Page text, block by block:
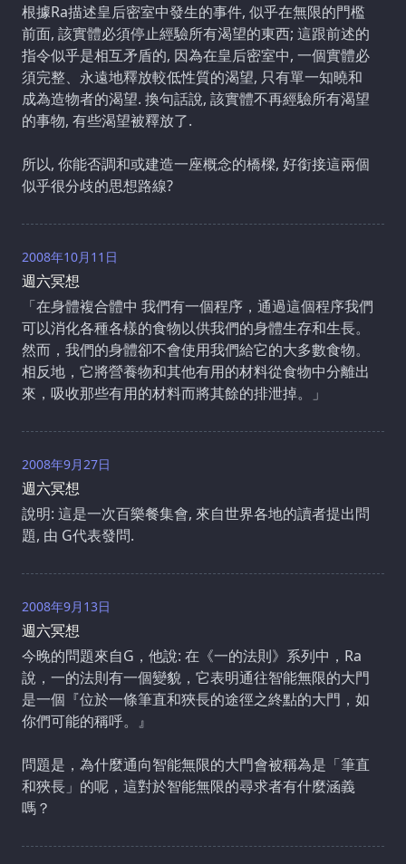
根據Ra描述皇后密室中發生的事件, 似乎在無限的門檻
前面, 該實體必須停止經驗所有渴望的東西; 這跟前述的
指令似乎是相互矛盾的, 因為在皇后密室中, 一個實體必
須完整、永遠地釋放較低性質的渴望, 只有單一知曉和
成為造物者的渴望. 換句話說, 該實體不再經驗所有渴望
的事物, 有些渴望被釋放了.
所以, 你能否調和或建造一座概念的橋樑, 好銜接這兩個
似乎很分歧的思想路線?
2008年10月11日
週六冥想
「在身體複合體中 我們有一個程序，通過這個程序我們
可以消化各種各樣的食物以供我們的身體生存和生長。
然而，我們的身體卻不會使用我們給它的大多數食物。
相反地，它將營養物和其他有用的材料從食物中分離出
來，吸收那些有用的材料而將其餘的排泄掉。」
2008年9月27日
週六冥想
說明: 這是一次百樂餐集會, 來自世界各地的讀者提出問
題, 由 G代表發問.
2008年9月13日
週六冥想
今晚的問題來自G，他說: 在《一的法則》系列中，Ra
說，一的法則有一個變貌，它表明通往智能無限的大門
是一個『位於一條筆直和狹長的途徑之終點的大門，如
你們可能的稱呼。』
問題是，為什麼通向智能無限的大門會被稱為是「筆直
和狹長」的呢，這對於智能無限的尋求者有什麼涵義
嗎？